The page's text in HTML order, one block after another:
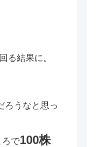
る結果に。
ろうなと思っ
ろで100株